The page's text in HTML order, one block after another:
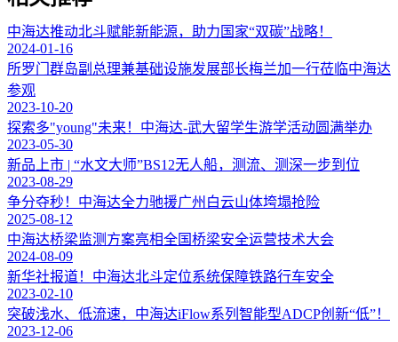
中海达推动北斗赋能新能源，助力国家“双碳”战略！
2024-01-16
所罗门群岛副总理兼基础设施发展部长梅兰加一行莅临中海达
参观
2023-10-20
探索多"young"未来！中海达-武大留学生游学活动圆满举办
2023-05-30
新品上市 | “水文大师”BS12无人船，测流、测深一步到位
2023-08-29
争分夺秒！中海达全力驰援广州白云山体垮塌抢险
2025-08-12
中海达桥梁监测方案亮相全国桥梁安全运营技术大会
2024-08-09
新华社报道！中海达北斗定位系统保障铁路行车安全
2023-02-10
突破浅水、低流速，中海达iFlow系列智能型ADCP创新“低”！
2023-12-06